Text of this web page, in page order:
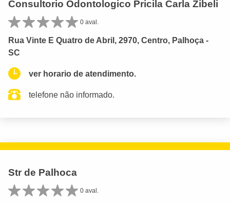
Consultorio Odontologico Pricila Carla Zibeli
0 aval.
Rua Vinte E Quatro de Abril, 2970, Centro, Palhoça -
SC
ver horario de atendimento.
telefone não informado.
Str de Palhoca
0 aval.